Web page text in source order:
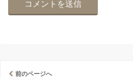
前のページへ